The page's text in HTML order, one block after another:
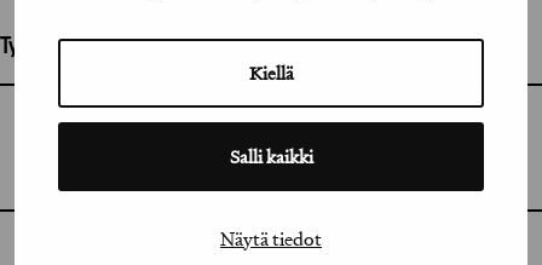
Kiellä
Salli kaikki
Näytä tiedot
Työhön osallistuneet henkilöt / tahot:
GRAFIA RY